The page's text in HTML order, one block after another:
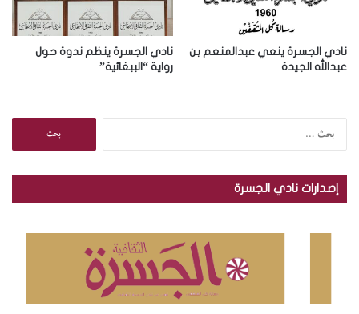
نادي الجسرة ينعي عبدالمنعم بن
عبدالله الجيدة
نادي الجسرة ينظم ندوة حول
رواية “الببغائية”
ح
إصدارات نادي الجسرة